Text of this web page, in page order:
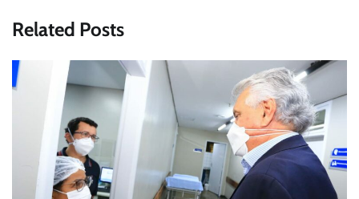
Related Posts